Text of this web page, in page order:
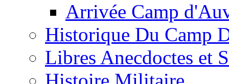
Arrivée Camp
Historique Du Camp
Libres Anecdoctes et